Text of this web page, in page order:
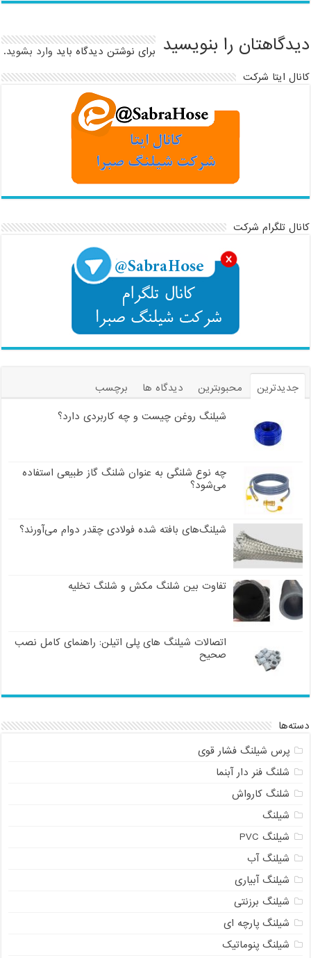
دیدگاهتان را بنویسید برای نوشتن دیدگاه باید وارد بشوید.
کانال ایتا شرکت
کانال تلگرام شرکت
جدیدترین محبوبترین دیدگاه ها
برچسب
شیلنگ روغن چیست و چه کاربردی دارد؟
چه نوع شلنگی به عنوان شلنگ گاز طبیعی استفاده
می‌شود؟
شیلنگ‌های بافته شده فولادی چقدر دوام می‌آورند؟
تفاوت بین شلنگ مکش و شلنگ تخلیه
اتصالات شیلنگ های پلی اتیلن: راهنمای کامل نصب
صحیح
دسته‌ها
پرس شیلنگ فشار قوی
شلنگ فنر دار آبنما
شلنگ کارواش
شیلنگ
شیلنگ PVC
شیلنگ آب
شیلنگ آبیاری
شیلنگ برزنتی
شیلنگ پارچه ای
شیلنگ پنوماتیک